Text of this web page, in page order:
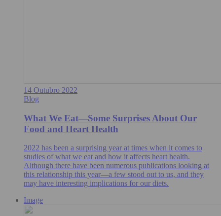
14 Outubro 2022
Blog
What We Eat—Some Surprises About Our
Food and Heart Health
2022 has been a surprising year at times when it comes to
studies of what we eat and how it affects heart health.
Although there have been numerous publications looking at
this relationship this year—a few stood out to us, and they
may have interesting implications for our diets.
Image